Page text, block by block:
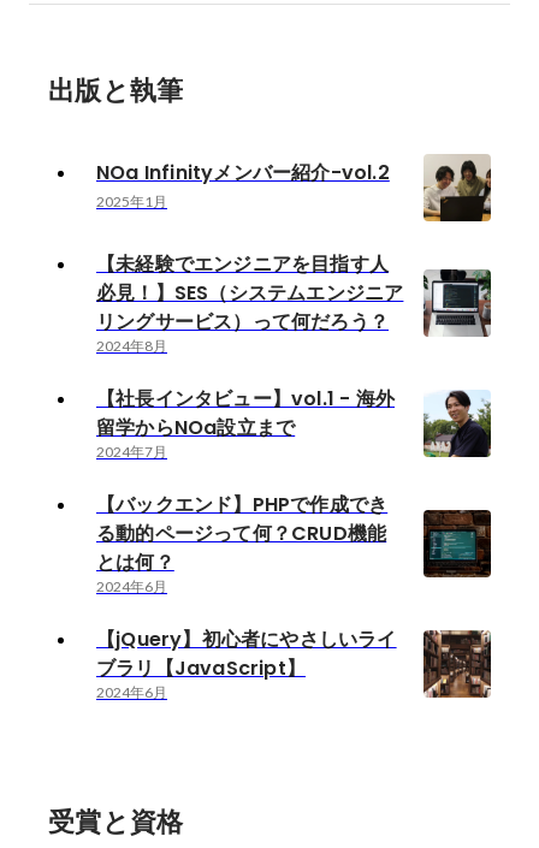
出版と執筆
NOa Infinityメンバー紹介-vol.2
2025年1月
【未経験でエンジニアを目指す人
必見！】SES（システムエンジニア
リングサービス）って何だろう？
2024年8月
【社長インタビュー】vol.1 - 海外
留学からNOa設立まで
2024年7月
【バックエンド】PHPで作成でき
る動的ページって何？CRUD機能
とは何？
2024年6月
【jQuery】初心者にやさしいライ
ブラリ【JavaScript】
2024年6月
受賞と資格